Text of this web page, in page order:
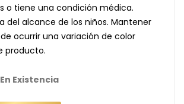
o tiene una condición médica.
del alcance de los niños. Mantener
ocurrir una variación de color
producto.
En Existencia